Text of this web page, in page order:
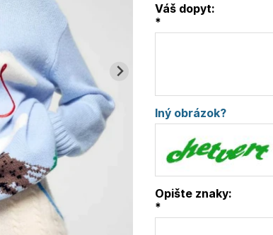
Váš dopyt:
*
Iný obrázok?
Opište znaky:
*